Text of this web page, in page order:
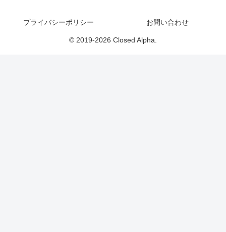
プライバシーポリシー お問い合わせ
© 2019-2026 Closed Alpha.